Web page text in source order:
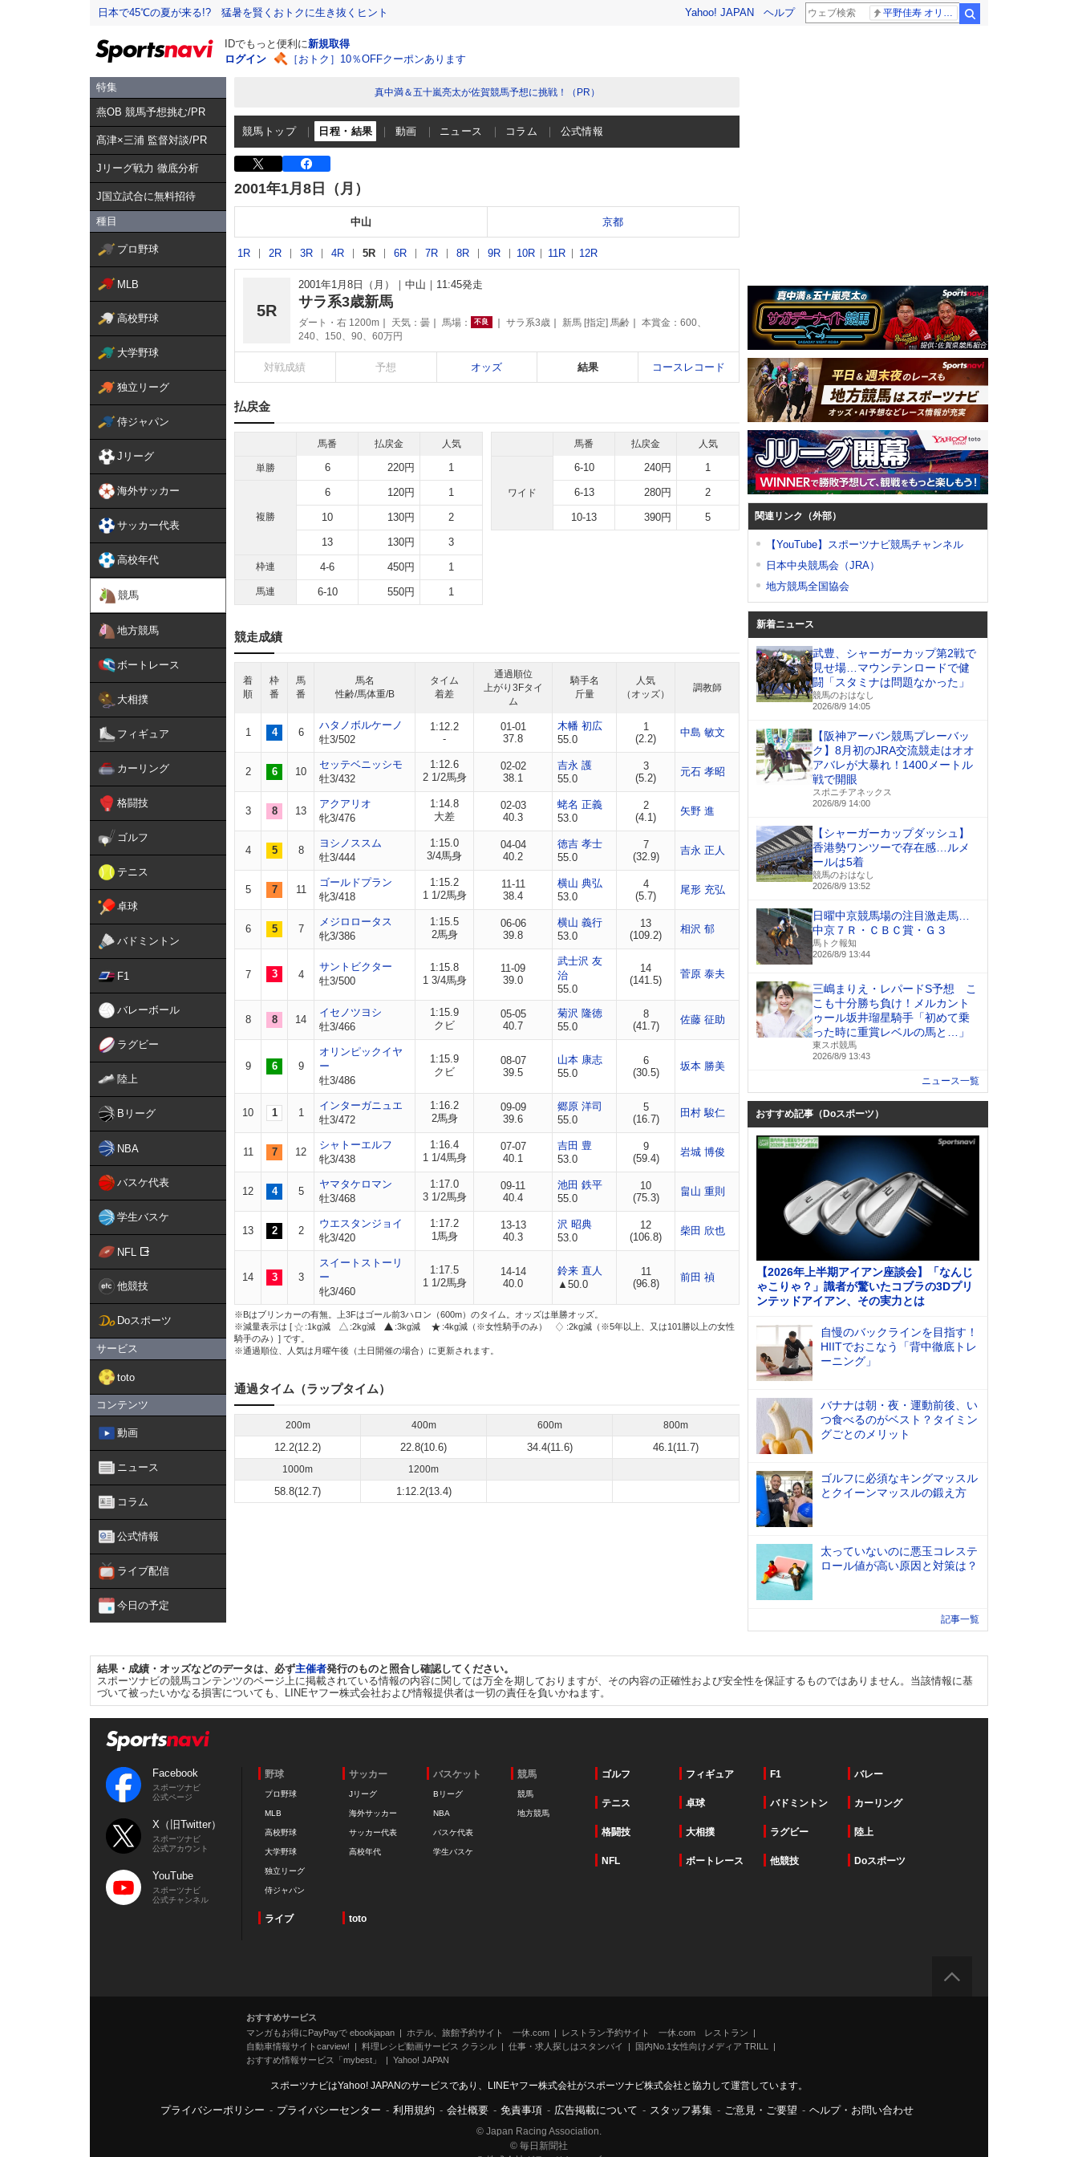
日本で45℃の夏が来る!? 猛暑を賢くおトクに生き抜くヒント Yahoo! JAPAN ヘルプ
IDでもっと便利に新規取得
ログイン
［おトク］10％OFFクーポンあります
特集
燕OB 競馬予想挑む/PR
髙津×三浦 監督対談/PR
Jリーグ戦力 徹底分析
J国立試合に無料招待
種目
プロ野球
MLB
高校野球
大学野球
独立リーグ
侍ジャパン
Jリーグ
海外サッカー
サッカー代表
高校年代
競馬
地方競馬
ボートレース
大相撲
フィギュア
カーリング
格闘技
ゴルフ
テニス
卓球
バドミントン
F1
バレーボール
ラグビー
陸上
Bリーグ
NBA
バスケ代表
学生バスケ
NFL
他競技
Doスポーツ
サービス
toto
コンテンツ
動画
ニュース
コラム
公式情報
ライブ配信
今日の予定
真中満＆五十嵐亮太が佐賀競馬予想に挑戦！（PR）
競馬トップ 日程・結果 動画 ニュース コラム 公式情報
2001年1月8日（月）
中山 京都
1R 2R 3R 4R 5R 6R 7R 8R 9R 10R 11R 12R
5R
2001年1月8日（月） 中山 11:45発走
サラ系3歳新馬
ダート・右 1200m 天気： 曇 馬場： 不良 サラ系3歳 新馬 [指定] 馬齢
本賞金：600、
240、150、90、60万円
対戦成績 予想 オッズ 結果 コースレコード
払戻金
馬番 払戻金 人気
単勝 6 220円 1
複勝
6 120円 1
10 130円 2
13 130円 3
枠連 4-6 450円 1
馬連 6-10 550円 1
馬番 払戻金 人気
ワイド
6-10 240円 1
6-13 280円 2
10-13 390円 5
競走成績
着
順
枠
番
馬
番
馬名
性齢/馬体重/B
タイム
着差
通過順位
上がり3Fタイ
ム
騎手名
斤量
人気
（オッズ）
調教師
1 4 6
ハタノボルケーノ
牡3/502
1:12.2
-
01-01
37.8
木幡 初広
55.0
1
(2.2)
中島 敏文
2 6 10
セッテベニッシモ
牡3/432
1:12.6
2 1/2馬身
02-02
38.1
吉永 護
55.0
3
(5.2)
元石 孝昭
3 8 13
アクアリオ
牝3/476
1:14.8
大差
02-03
40.3
蛯名 正義
53.0
2
(4.1)
矢野 進
4 5 8
ヨシノススム
牡3/444
1:15.0
3/4馬身
04-04
40.2
徳吉 孝士
55.0
7
(32.9)
吉永 正人
5 7 11
ゴールドプラン
牝3/418
1:15.2
1 1/2馬身
11-11
38.4
横山 典弘
53.0
4
(5.7)
尾形 充弘
6 5 7
メジロロータス
牝3/386
1:15.5
2馬身
06-06
39.8
横山 義行
53.0
13
(109.2)
相沢 郁
7 3 4
サントビクター
牡3/500
1:15.8
1 3/4馬身
11-09
39.0
武士沢 友
治
55.0
14
(141.5)
菅原 泰夫
8 8 14
イセノツヨシ
牡3/466
1:15.9
クビ
05-05
40.7
菊沢 隆徳
55.0
8
(41.7)
佐藤 征助
9 6 9
オリンピックイヤ
ー
牡3/486
1:15.9
クビ
08-07
39.5
山本 康志
55.0
6
(30.5)
坂本 勝美
10 1 1
インターガニュエ
牡3/472
1:16.2
2馬身
09-09
39.6
郷原 洋司
55.0
5
(16.7)
田村 駿仁
11 7 12
シャトーエルフ
牝3/438
1:16.4
1 1/4馬身
07-07
40.1
吉田 豊
53.0
9
(59.4)
岩城 博俊
12 4 5
ヤマタケロマン
牡3/468
1:17.0
3 1/2馬身
09-11
40.4
池田 鉄平
55.0
10
(75.3)
畠山 重則
13 2 2
ウエスタンジョイ
牝3/420
1:17.2
1馬身
13-13
40.3
沢 昭典
53.0
12
(106.8)
柴田 欣也
14 3 3
スイートストーリ
ー
牝3/460
1:17.5
1 1/2馬身
14-14
40.0
鈴来 直人
▲50.0
11
(96.8)
前田 禎
※Bはブリンカーの有無。上3Fはゴール前3ハロン（600m）のタイム。オッズは単勝オッズ。
※減量表示は [
:1kg減 :2kg減 :3kg減 :4kg減（※女性騎手のみ）
:2kg減（※5年以上、又は101勝以上の女性
騎手のみ）] です。
※通過順位、人気は月曜午後（土日開催の場合）に更新されます。
通過タイム（ラップタイム）
200m 400m 600m 800m
12.2(12.2) 22.8(10.6) 34.4(11.6) 46.1(11.7)
1000m 1200m
58.8(12.7) 1:12.2(13.4)
関連リンク（外部）
【YouTube】スポーツナビ競馬チャンネル
日本中央競馬会（JRA）
地方競馬全国協会
新着ニュース
武豊、シャーガーカップ第2戦で
見せ場…マウンテンロードで健
闘「スタミナは問題なかった」
競馬のおはなし
2026/8/9 14:05
【阪神アーバン競馬プレーバッ
ク】8月初のJRA交流競走はオオ
アバレが大暴れ！1400メートル
戦で開眼
スポニチアネックス
2026/8/9 14:00
【シャーガーカップダッシュ】
香港勢ワンツーで存在感…ルメ
ールは5着
競馬のおはなし
2026/8/9 13:52
日曜中京競馬場の注目激走馬…
中京７Ｒ・ＣＢＣ賞・Ｇ３
馬トク報知
2026/8/9 13:44
三嶋まりえ・レパードS予想 こ
こも十分勝ち負け！メルカント
ゥール坂井瑠星騎手「初めて乗
った時に重賞レベルの馬と…」
東スポ競馬
2026/8/9 13:43
ニュース一覧
おすすめ記事（Doスポーツ）
【2026年上半期アイアン座談会】「なんじ
ゃこりゃ？」識者が驚いたコブラの3Dプリ
ンテッドアイアン、その実力とは
自慢のバックラインを目指す！
HIITでおこなう「背中徹底トレ
ーニング」
バナナは朝・夜・運動前後、い
つ食べるのがベスト？タイミン
グごとのメリット
ゴルフに必須なキングマッスル
とクイーンマッスルの鍛え方
太っていないのに悪玉コレステ
ロール値が高い原因と対策は？
記事一覧
結果・成績・オッズなどのデータは、必ず主催者発行のものと照合し確認してください。
スポーツナビの競馬コンテンツのページ上に掲載されている情報の内容に関しては万全を期しておりますが、その内容の正確性および安全性を保証するものではありません。当該情報に基
づいて被ったいかなる損害についても、LINEヤフー株式会社および情報提供者は一切の責任を負いかねます。
Facebook
スポーツナビ
公式ページ
X（旧Twitter）
スポーツナビ
公式アカウント
YouTube
スポーツナビ
公式チャンネル
野球
プロ野球
MLB
高校野球
大学野球
独立リーグ
侍ジャパン
サッカー
Jリーグ
海外サッカー
サッカー代表
高校年代
バスケット
Bリーグ
NBA
バスケ代表
学生バスケ
競馬
競馬
地方競馬
ゴルフ フィギュア F1 バレー
テニス 卓球 バドミントン カーリング
格闘技 大相撲 ラグビー 陸上
NFL ボートレース 他競技 Doスポーツ
ライブ toto
おすすめサービス
マンガもお得にPayPayで ebookjapan
ホテル、旅館予約サイト 一休.com
レストラン予約サイト 一休.com レストラン
自動車情報サイトcarview!
料理レシピ動画サービス クラシル 仕事・求人探しはスタンバイ
国内No.1女性向けメディア TRILL
おすすめ情報サービス「mybest」
Yahoo! JAPAN
スポーツナビはYahoo! JAPANのサービスであり、LINEヤフー株式会社がスポーツナビ株式会社と協力して運営しています。
プライバシーポリシー - プライバシーセンター - 利用規約 - 会社概要 - 免責事項 - 広告掲載について - スタッフ募集 - ご意見・ご要望 - ヘルプ・お問い合わせ
© Japan Racing Association.
© 毎日新聞社